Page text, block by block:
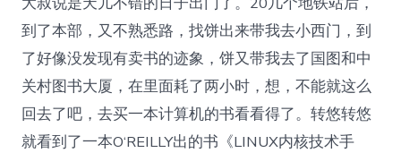
到了本部，又不熟悉路，找饼出来带我去小西门，到
了好像没发现有卖书的迹象，饼又带我去了国图和中
关村图书大厦，在里面耗了两小时，想，不能就这么
回去了吧，去买一本计算机的书看看得了。转悠转悠
就看到了一本O‘REILLY出的书《LINUX内核技术手